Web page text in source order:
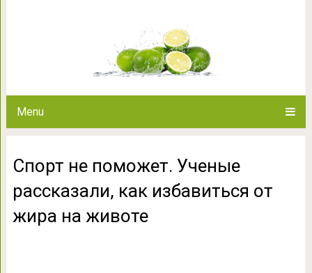
Menu
Спорт не поможет. Ученые
рассказали, как избавиться от
жира на животе